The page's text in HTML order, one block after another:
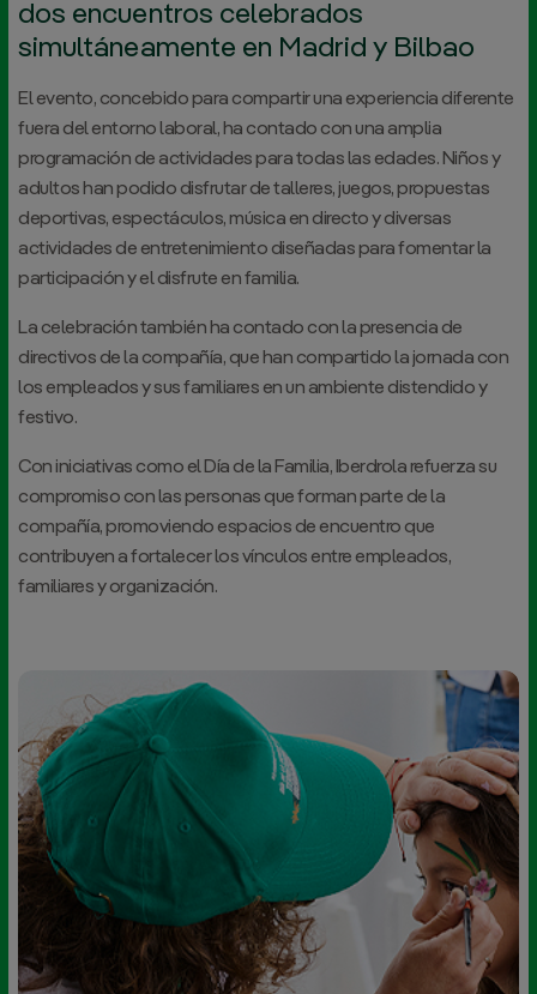
dos encuentros celebrados
simultáneamente en Madrid y Bilbao
El evento, concebido para compartir una experiencia diferente
fuera del entorno laboral, ha contado con una amplia
programación de actividades para todas las edades. Niños y
adultos han podido disfrutar de talleres, juegos, propuestas
deportivas, espectáculos, música en directo y diversas
actividades de entretenimiento diseñadas para fomentar la
participación y el disfrute en familia.
La celebración también ha contado con la presencia de
directivos de la compañía, que han compartido la jornada con
los empleados y sus familiares en un ambiente distendido y
festivo.
Con iniciativas como el Día de la Familia, Iberdrola refuerza su
compromiso con las personas que forman parte de la
compañía, promoviendo espacios de encuentro que
contribuyen a fortalecer los vínculos entre empleados,
familiares y organización.